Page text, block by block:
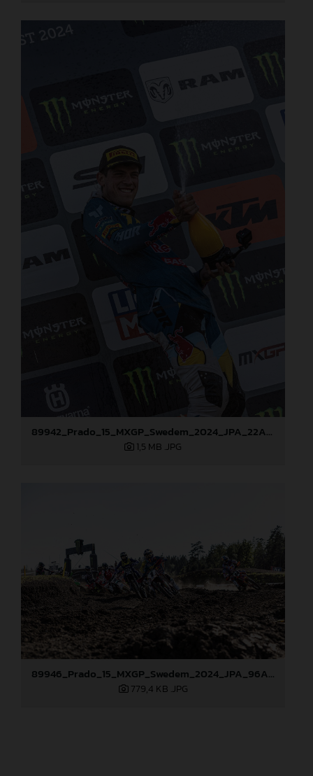
89942_Prado_15_MXGP_Swedem_2024_JPA_22A5206
1,5 MB .JPG
89946_Prado_15_MXGP_Swedem_2024_JPA_96A9655
779,4 KB .JPG